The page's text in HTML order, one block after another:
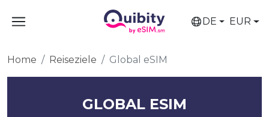
DE EUR
Home Reiseziele Global eSIM
GLOBAL ESIM